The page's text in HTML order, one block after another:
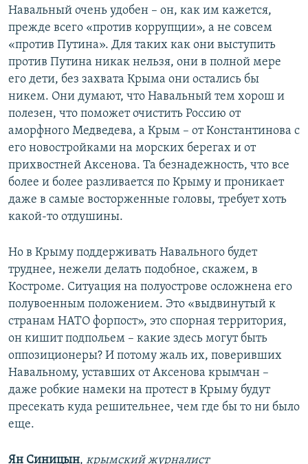
Навальный очень удобен – он, как им кажется,
прежде всего «против коррупции», а не совсем
«против Путина». Для таких как они выступить
против Путина никак нельзя, они в полной мере
его дети, без захвата Крыма они остались бы
никем. Они думают, что Навальный тем хорош и
полезен, что поможет очистить Россию от
аморфного Медведева, а Крым – от Константинова с
его новостройками на морских берегах и от
прихвостней Аксенова. Та безнадежность, что все
более и более разливается по Крыму и проникает
даже в самые восторженные головы, требует хоть
какой-то отдушины.
Но в Крыму поддерживать Навального будет
труднее, нежели делать подобное, скажем, в
Костроме. Ситуация на полуострове осложнена его
полувоенным положением. Это «выдвинутый к
странам НАТО форпост», это спорная территория,
он кишит подпольем – какие здесь могут быть
оппозиционеры? И потому жаль их, поверивших
Навальному, уставших от Аксенова крымчан –
даже робкие намеки на протест в Крыму будут
пресекать куда решительнее, чем где бы то ни было
еще.
Ян Синицын, крымский журналист